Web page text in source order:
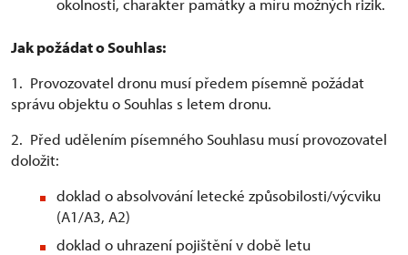
okolnosti, charakter památky a míru možných rizik.
Jak požádat o Souhlas:
1. Provozovatel dronu musí předem písemně požádat
správu objektu o Souhlas s letem dronu.
2. Před udělením písemného Souhlasu musí provozovatel
doložit:
doklad o absolvování letecké způsobilosti/výcviku
(A1/A3, A2)
doklad o uhrazení pojištění v době letu